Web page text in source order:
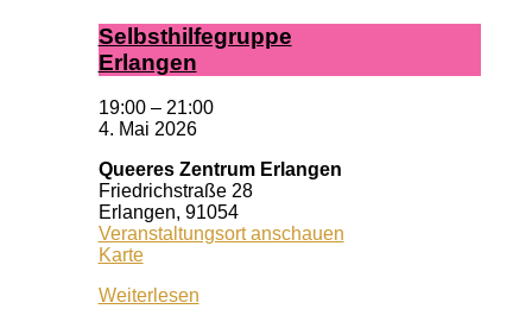
Selbst­hil­fe­grup­pe
Er­lan­gen
19:00 – 21:00
4. Mai 2026
Queeres Zentrum Erlangen
Friedrichstraße 28
Erlangen, 91054
Veranstaltungsort anschauen
KarteQueeres
Erlangen
Weiterlesen